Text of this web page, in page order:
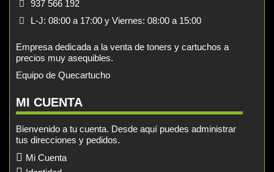
937 566 192
L-J: 08:00 a 17:00 y Viernes: 08:00 a 15:00
Empresa dedicada a la venta de toners y cartuchos a
precios muy asequibles.
Equipo de Quecartucho
MI CUENTA
Bienvenido a tu cuenta. Desde aquí puedes administrar
tus direcciones y pedidos.
Mi Cuenta